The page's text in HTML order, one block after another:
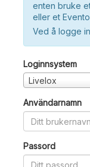
enten bruke
eller et
Ved å logge
Loginnsystem
Livelox
Användarnamn
Passord